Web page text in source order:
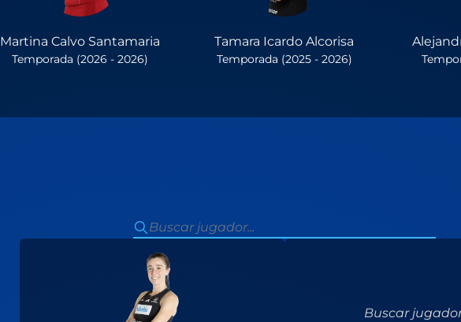
Martina Calvo Santamaria
Temporada (2026 - 2026)
Tamara Icardo Alcorisa
Temporada (2025 - 2026)
Buscar